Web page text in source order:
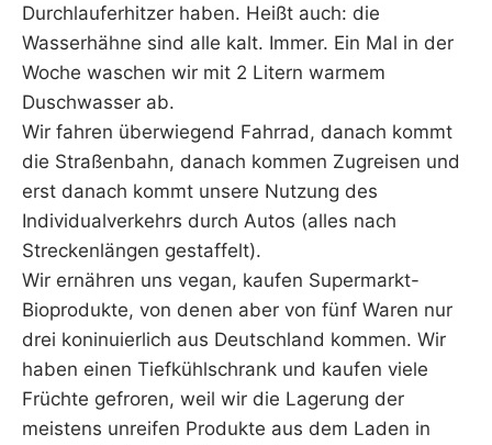
Durchlauferhitzer haben. Heißt auch: die
Wasserhähne sind alle kalt. Immer. Ein Mal in der
Woche waschen wir mit 2 Litern warmem
Duschwasser ab.
Wir fahren überwiegend Fahrrad, danach kommt
die Straßenbahn, danach kommen Zugreisen und
erst danach kommt unsere Nutzung des
Individualverkehrs durch Autos (alles nach
Streckenlängen gestaffelt).
Wir ernähren uns vegan, kaufen Supermarkt-
Bioprodukte, von denen aber von fünf Waren nur
drei koninuierlich aus Deutschland kommen. Wir
haben einen Tiefkühlschrank und kaufen viele
Früchte gefroren, weil wir die Lagerung der
meistens unreifen Produkte aus dem Laden in